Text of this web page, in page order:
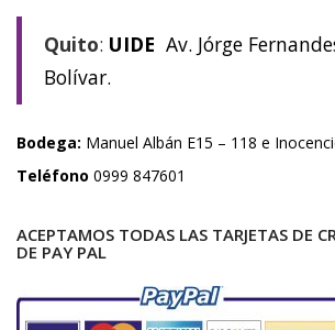
Quito: UIDE Av. Jórge
Bolívar.
Bodega: Manuel Albán E15 – 118 e
Teléfono 0999 847601
ACEPTAMOS TODAS LAS TARJETAS DE
DE PAY PAL